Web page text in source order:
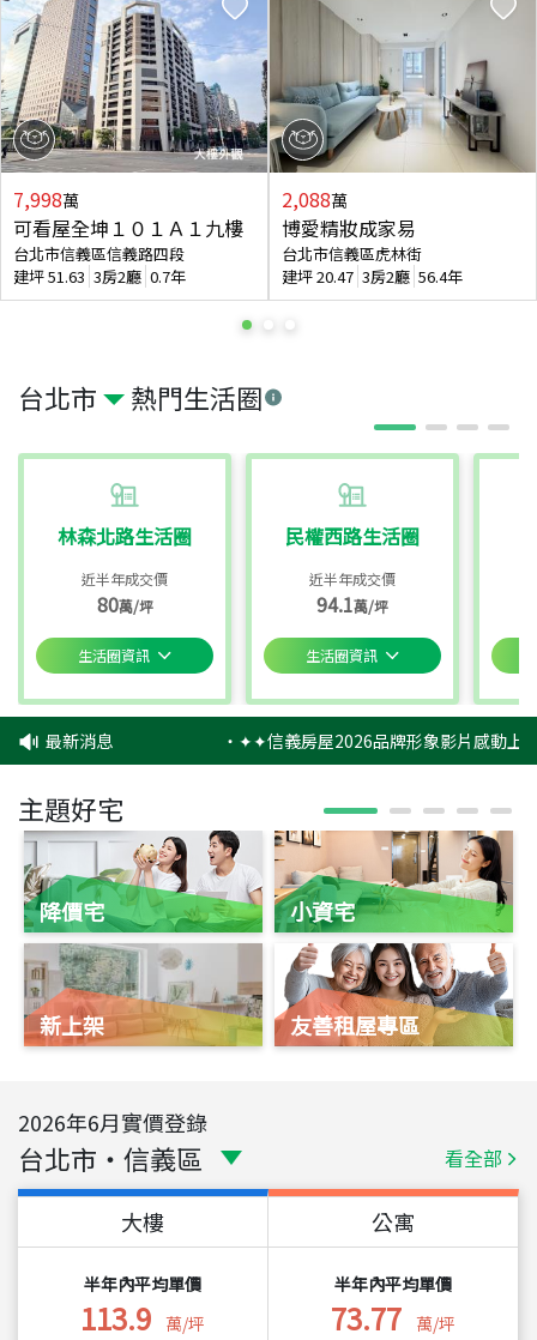
台北市 熱門生活圈
林森北路生活圈
近半年成交價
80萬/坪
生活圈資訊
民權西路生活圈
近半年成交價
94.1萬/坪
生活圈資訊
7,998萬
可看屋全坤１０１Ａ１九樓
台北市信義區信義路四段
建坪51.63 3房2廳 0.7年
2,088萬
博愛精妝成家易
台北市信義區虎林街
建坪20.47 3房2廳 56.4年
最新消息 ‧✦✦信義房屋2026品牌形象影片感動上
主題好宅
降價宅
新上架
小資宅
友善租屋專區
2026年6月實價登錄
台北市 ・ 信義區 看全部
大樓
半年內平均單價
113.9 萬/坪
公寓
半年內平均單價
73.77 萬/坪